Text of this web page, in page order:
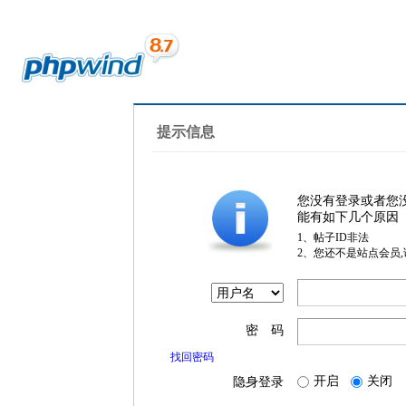
提示信息
您没有登录或者您
能有如下几个原因
1、帖子ID非法
2、您还不是站点会员
密 码
找回密码
隐身登录 开启 关闭